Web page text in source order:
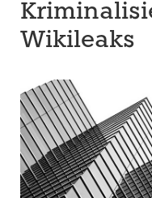
Wikileaks